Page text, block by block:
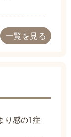
一覧を見る
り感の1症